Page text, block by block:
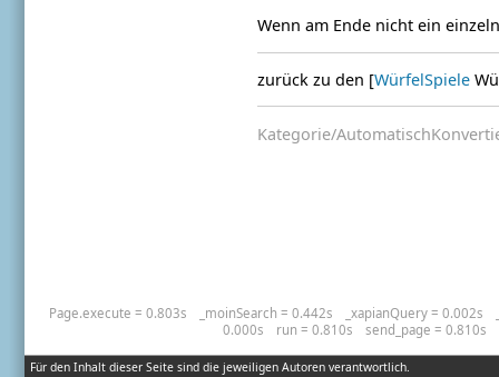
Wenn am Ende nicht ein
zurück zu den [WürfelSpiele
Kategorie/
Für den Inhalt dieser Seite sind die jeweiligen Autoren verantwortlich.
Page.execute = 0.803s _moinSearch = 0.442s _xapianQuery = 0.002s
0.000s
run = 0.810s send_page = 0.810s